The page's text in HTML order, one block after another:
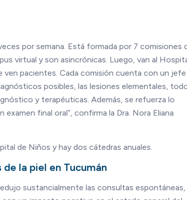
por semana. Está formada por 7 comisiones
virtual y son asincrónicas. Luego, van al
ven pacientes. Cada comisión cuenta con un
posibles, las lesiones elementales,
y terapéuticas. Además, se refuerza lo
final oral”, confirma la Dra. Nora Eliana
de Niños y hay dos cátedras anuales.
la piel en Tucumán
sustancialmente las consultas espontáneas,